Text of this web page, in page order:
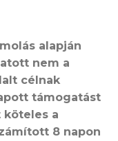
alapján
nem a
célnak
támogatást
a
8 napon